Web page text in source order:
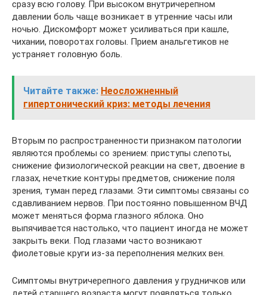
сразу всю голову. При высоком внутричерепном
давлении боль чаще возникает в утренние часы или
ночью. Дискомфорт может усиливаться при кашле,
чихании, поворотах головы. Прием анальгетиков не
устраняет головную боль.
Читайте также: Неосложненный
гипертонический криз: методы лечения
Вторым по распространенности признаком патологии
являются проблемы со зрением: приступы слепоты,
снижение физиологической реакции на свет, двоение в
глазах, нечеткие контуры предметов, снижение поля
зрения, туман перед глазами. Эти симптомы связаны со
сдавливанием нервов. При постоянно повышенном ВЧД
может меняться форма глазного яблока. Оно
выпячивается настолько, что пациент иногда не может
закрыть веки. Под глазами часто возникают
фиолетовые круги из-за переполнения мелких вен.
Симптомы внутричерепного давления у грудничков или